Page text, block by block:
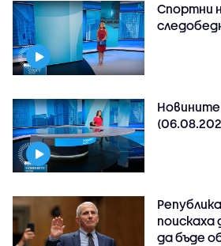
Спортни
Новините
поискаха
да бъде